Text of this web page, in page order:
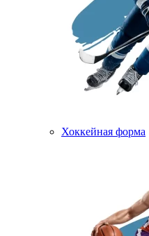
Хоккейная форма